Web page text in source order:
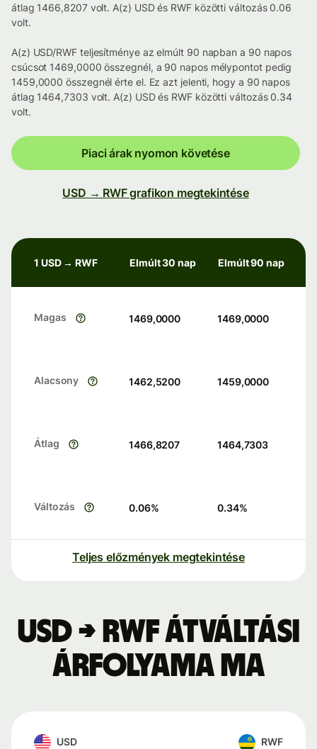
átlag 1466,8207 volt. A(z) USD és RWF közötti változás 0.06
volt.
A(z) USD/RWF teljesítménye az elmúlt 90 napban a 90 napos
csúcsot 1469,0000 összegnél, a 90 napos mélypontot pedig
1459,0000 összegnél érte el. Ez azt jelenti, hogy a 90 napos
átlag 1464,7303 volt. A(z) USD és RWF közötti változás 0.34
volt.
Piaci árak nyomon követése
USD → RWF grafikon megtekintése
1 USD → RWF Elmúlt 30 nap Elmúlt 90 nap
Magas 1469,0000 1469,0000
Alacsony 1462,5200 1459,0000
Átlag 1466,8207 1464,7303
Változás 0.06% 0.34%
Teljes előzmények megtekintése
USD → RWF átváltási
árfolyama ma
USD RWF